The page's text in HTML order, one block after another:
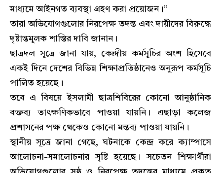
মাধ্যমে আইনগত ব্যবস্থা গ্রহণ করা প্রয়োজন।”
তারা অভিযোগগুলোর নিরপেক্ষ তদন্ত এবং দায়ীদের বিরুদ্ধে
দৃষ্টান্তমূলক শাস্তির দাবি জানান।
ছাত্রদল সূত্রে জানা যায়, কেন্দ্রীয় কর্মসূচির অংশ হিসেবে
একই দিনে দেশের বিভিন্ন শিক্ষাপ্রতিষ্ঠানেও অনুরূপ কর্মসূচি
পালিত হয়েছে।
তবে এ বিষয়ে ইসলামী ছাত্রশিবিরের কোনো আনুষ্ঠানিক
বক্তব্য তাৎক্ষণিকভাবে পাওয়া যায়নি। এছাড়া কলেজ
প্রশাসনের পক্ষ থেকেও কোনো মন্তব্য পাওয়া যায়নি।
স্থানীয় সূত্রে জানা গেছে, ঘটনাকে কেন্দ্র করে ক্যাম্পাসে
আলোচনা-সমালোচনার সৃষ্টি হয়েছে। সচেতন শিক্ষার্থীরা